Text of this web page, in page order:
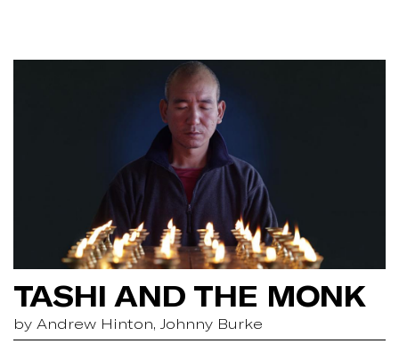
TASHI AND THE MONK
by Andrew Hinton, Johnny Burke